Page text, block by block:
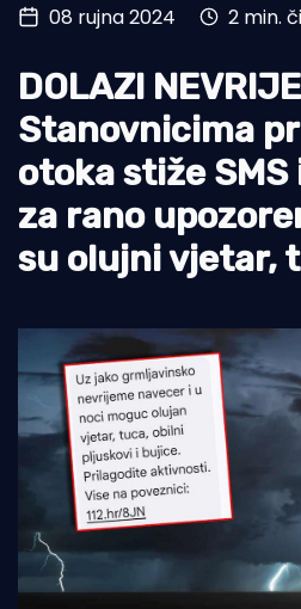
Turizam i nautika
Pomorstvo
Ribolov
Ekologija
Tradicija i kultura
08 rujna 2024 2 min.
DOLAZI
Stanovnicima
otoka stiže
za rano
su olujni vjetar,